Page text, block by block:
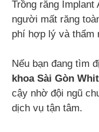
Trồng răng
người mất răng
phí hợp lý và thẩm
Nếu bạn đang tìm
khoa Sài Gòn
cậy nhờ đội ngũ
dịch vụ tận tâm.